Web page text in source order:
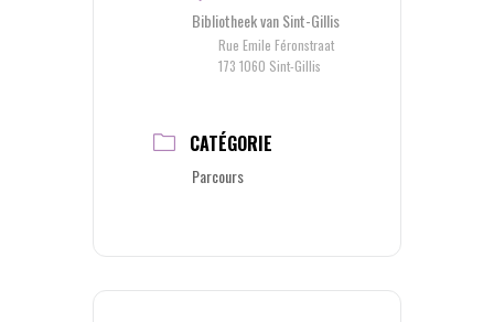
Bibliotheek van Sint-Gillis
Rue Emile Féronstraat
173 1060 Sint-Gillis
CATÉGORIE
Parcours